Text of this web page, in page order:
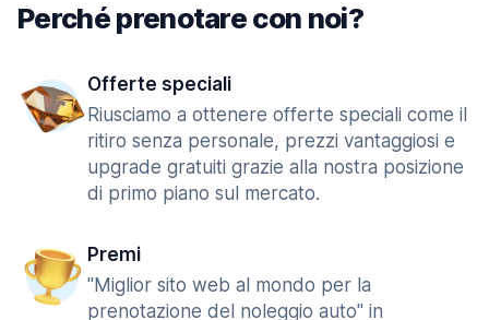
Perché prenotare con noi?
Offerte speciali
Riusciamo a ottenere offerte speciali come il
ritiro senza personale, prezzi vantaggiosi e
upgrade gratuiti grazie alla nostra posizione
di primo piano sul mercato.
Premi
"Miglior sito web al mondo per la
prenotazione del noleggio auto" in